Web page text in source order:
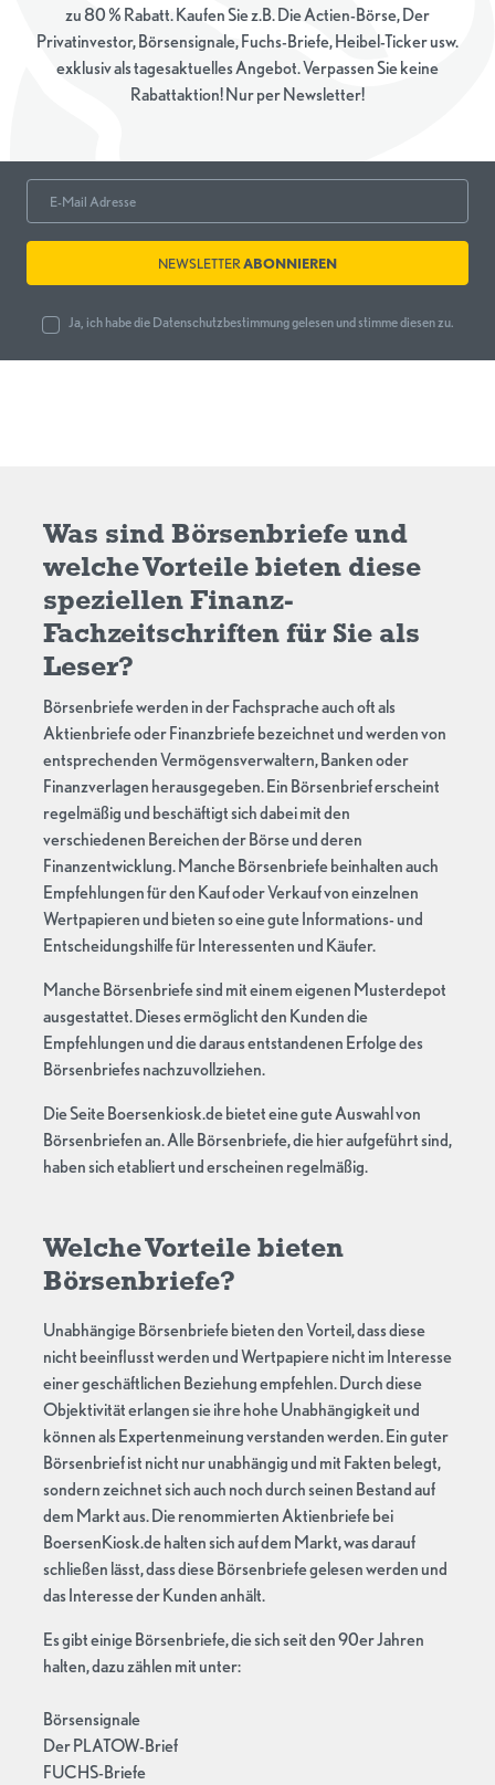
zu 80 % Rabatt. Kaufen Sie z.B. Die Actien-Börse, Der
Privatinvestor, Börsensignale, Fuchs-Briefe, Heibel-Ticker usw.
exklusiv als tagesaktuelles Angebot. Verpassen Sie keine
Rabattaktion! Nur per Newsletter!
NEWSLETTERABONNIEREN
Ja, ich habe die Datenschutzbestimmunggelesen und stimme diesen zu.
Was sind Börsenbriefe und
welche Vorteile bieten diese
speziellen Finanz-
Fachzeitschriften für Sie als
Leser?
Börsenbriefe werden in der Fachsprache auch oft als
Aktienbriefe oder Finanzbriefe bezeichnet und werden von
entsprechenden Vermögensverwaltern, Banken oder
Finanzverlagen herausgegeben. Ein Börsenbrief erscheint
regelmäßig und beschäftigt sich dabei mit den
verschiedenen Bereichen der Börse und deren
Finanzentwicklung. Manche Börsenbriefe beinhalten auch
Empfehlungen für den Kauf oder Verkauf von einzelnen
Wertpapieren und bieten so eine gute Informations- und
Entscheidungshilfe für Interessenten und Käufer.
Manche Börsenbriefe sind mit einem eigenen Musterdepot
ausgestattet. Dieses ermöglicht den Kunden die
Empfehlungen und die daraus entstandenen Erfolge des
Börsenbriefes nachzuvollziehen.
Die Seite Boersenkiosk.de bietet eine gute Auswahl von
Börsenbriefen an. Alle Börsenbriefe, die hier aufgeführt sind,
haben sich etabliert und erscheinen regelmäßig.
Welche Vorteile bieten
Börsenbriefe?
Unabhängige Börsenbriefe bieten den Vorteil, dass diese
nicht beeinflusst werden und Wertpapiere nicht im Interesse
einer geschäftlichen Beziehung empfehlen. Durch diese
Objektivität erlangen sie ihre hohe Unabhängigkeit und
können als Expertenmeinung verstanden werden. Ein guter
Börsenbrief ist nicht nur unabhängig und mit Fakten belegt,
sondern zeichnet sich auch noch durch seinen Bestand auf
dem Markt aus. Die renommierten Aktienbriefe bei
BoersenKiosk.de halten sich auf dem Markt, was darauf
schließen lässt, dass diese Börsenbriefe gelesen werden und
das Interesse der Kunden anhält.
Es gibt einige Börsenbriefe, die sich seit den 90er Jahren
halten, dazu zählen mit unter:
Börsensignale
Der PLATOW-Brief
FUCHS-Briefe